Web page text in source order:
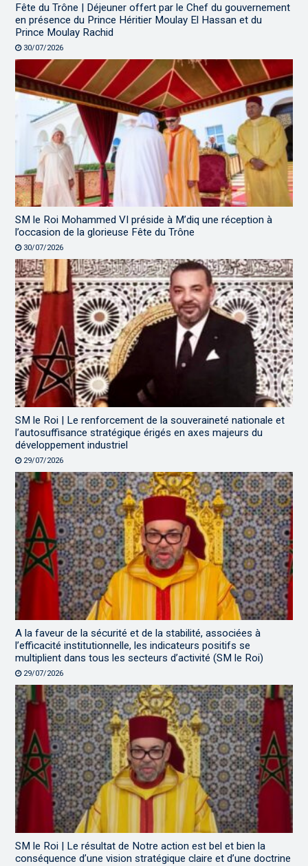
Fête du Trône | Déjeuner offert par le Chef du gouvernement
en présence du Prince Héritier Moulay El Hassan et du
Prince Moulay Rachid
30/07/2026
SM le Roi Mohammed VI préside à M’diq une réception à
l’occasion de la glorieuse Fête du Trône
30/07/2026
SM le Roi | Le renforcement de la souveraineté nationale et
l’autosuffisance stratégique érigés en axes majeurs du
développement industriel
29/07/2026
A la faveur de la sécurité et de la stabilité, associées à
l’efficacité institutionnelle, les indicateurs positifs se
multiplient dans tous les secteurs d’activité (SM le Roi)
29/07/2026
SM le Roi | Le résultat de Notre action est bel et bien la
conséquence d’une vision stratégique claire et d’une doctrine